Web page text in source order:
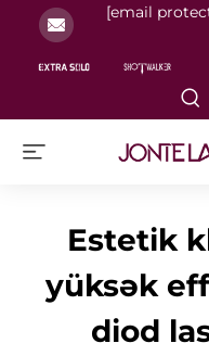
[email
Estetik
yüksək
diod